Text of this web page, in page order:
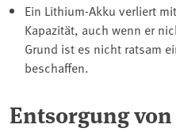
Ein Lithium-Akku verliert
Kapazität, auch wenn er
Grund ist es nicht ratsam
beschaffen.
Entsorgung